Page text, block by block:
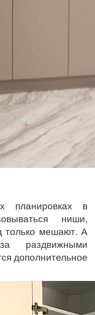
планировках в
ниши,
только мешают. А
раздвижными
дополнительное